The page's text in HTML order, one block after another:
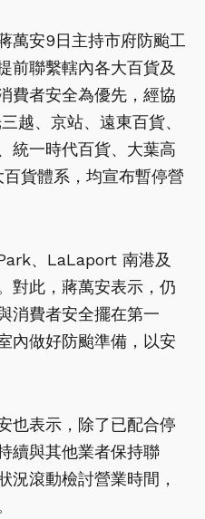
萬安9日主持市府防颱工
前聯繫轄內各大百貨及
費者安全為優先，經協
越、京站、遠東百貨、
統一時代百貨、大葉高
貨體系，均宣布暫停營
、LaLaport 南港及
對此，蔣萬安表示，仍
消費者安全擺在第一
內做好防颱準備，以安
也表示，除了已配合停
續與其他業者保持聯
況滾動檢討營業時間，